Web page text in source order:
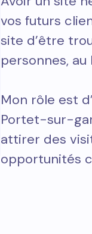
vos futurs
site d’être
personnes,
Mon rôle est
Portet-sur-
attirer des
opportunités